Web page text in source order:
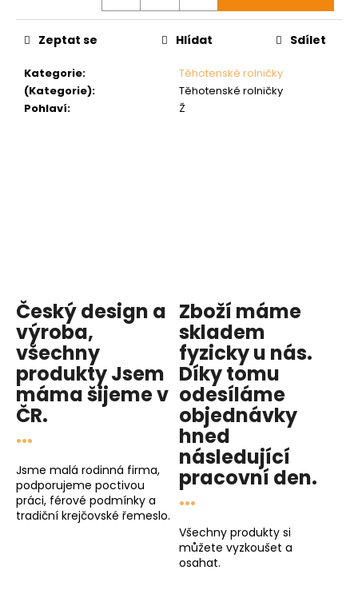
Kategorie:
Těhotenské rolničky
(Kategorie):
Těhotenské rolničky
Pohlaví: Ž
Zeptat se Hlídat Sdílet
Český design a
výroba,
všechny
produktyJsem
mámašijeme v
ČR.
...
Jsme malá rodinná firma,
podporujeme poctivou
práci, férové podmínky a
tradiční krejčovské řemeslo.
Zboží máme
skladem
fyzicky u nás.
Díky tomu
odesíláme
objednávky
hned
následující
pracovní den.
...
Všechny produkty si
můžete vyzkoušet a
osahat.